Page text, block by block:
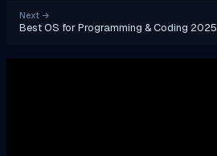
Next →
Best OS for Programming & Coding 2025